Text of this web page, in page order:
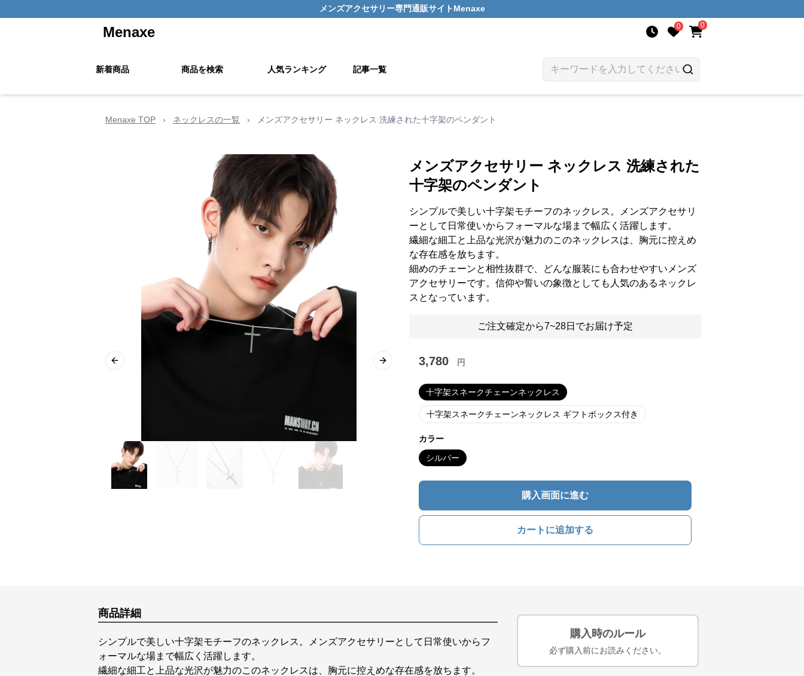
メンズアクセサリー専門通販サイト Menaxe
Menaxe 0 0
新着商品 商品を検索 人気ランキング 記事一覧
Menaxe TOP › ネックレスの一覧 › メンズアクセサリー ネックレス 洗練された十字架のペンダント
Previous slide Next slide
メンズアクセサリー ネックレス 洗練された
十字架のペンダント
シンプルで美しい十字架モチーフのネックレス。メンズアクセサリ
ーとして日常使いからフォーマルな場まで幅広く活躍します。
繊細な細工と上品な光沢が魅力のこのネックレスは、胸元に控えめ
な存在感を放ちます。
細めのチェーンと相性抜群で、どんな服装にも合わせやすいメンズ
アクセサリーです。信仰や誓いの象徴としても人気のあるネックレ
スとなっています。
ご注文確定から7~28日でお届け予定
3,780 円
十字架スネークチェーンネックレス
十字架スネークチェーンネックレス ギフトボックス付き
カラー
シルバー
購入画面に進む
カートに追加する
商品詳細
シンプルで美しい十字架モチーフのネックレス。メンズアクセサリーとして日常使いからフ
ォーマルな場まで幅広く活躍します。
繊細な細工と上品な光沢が魅力のこのネックレスは、胸元に控えめな存在感を放ちます。
購入時のルール
必ず購入前にお読みください。